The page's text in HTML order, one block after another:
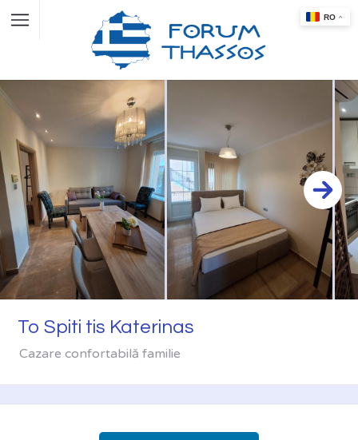
To Spiti tis Katerinas
Cazare confortabilă familie